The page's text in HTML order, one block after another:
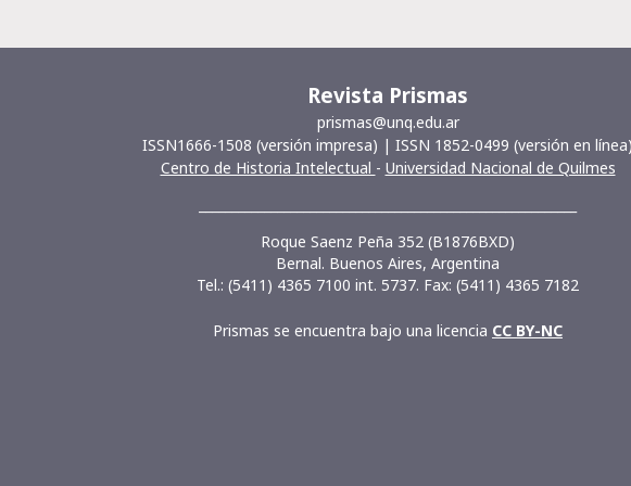
Revista Prismas
prismas@unq.edu.ar
ISSN1666-1508 (versión impresa) | ISSN 1852-0499 (versión en
Centro de Historia Intelectual - Universidad Nacional de Quilmes
Roque Saenz Peña 352 (B1876BXD)
Bernal. Buenos Aires, Argentina
Tel.: (5411) 4365 7100 int. 5737. Fax: (5411) 4365 7182
Prismas se encuentra bajo una licencia CC BY-NC